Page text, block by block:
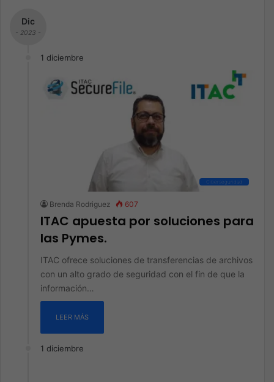
Dic
- 2023 -
1 diciembre
Ciberseguridad
Brenda Rodriguez 607
ITAC apuesta por soluciones para
las Pymes.
ITAC ofrece soluciones de transferencias de archivos
con un alto grado de seguridad con el fin de que la
información…
LEER MÁS
1 diciembre